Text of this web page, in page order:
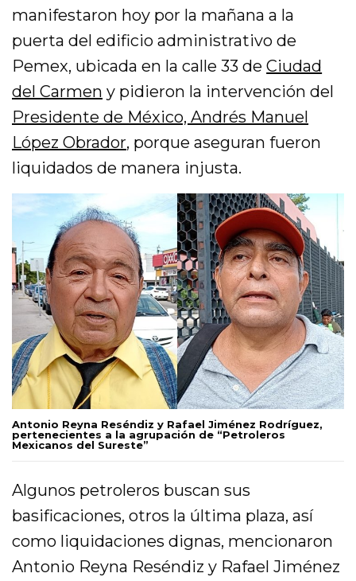
manifestaron hoy por la mañana a la
puerta del edificio administrativo de
Pemex, ubicada en la calle 33 deCiudad
del Carmen y pidieron la intervención del
Presidente de México, Andrés Manuel
López Obrador, porque aseguran fueron
liquidados de manera injusta.
Antonio Reyna Reséndiz y Rafael Jiménez Rodríguez,
pertenecientes a la agrupación de “Petroleros
Mexicanos del Sureste”
Algunos petroleros buscan sus
basificaciones, otros la última plaza, así
como liquidaciones dignas, mencionaron
Antonio Reyna Reséndiz y Rafael Jiménez